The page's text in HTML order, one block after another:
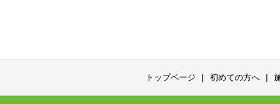
トップページ 初めての方へ